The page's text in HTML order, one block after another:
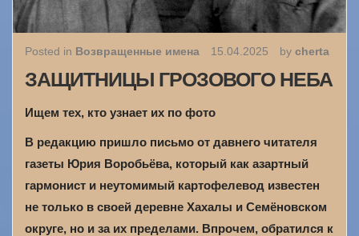
Posted in Возвращенные имена 15.04.2025 by cherta
ЗАЩИТНИЦЫ ГРОЗОВОГО НЕБА
Ищем тех, кто узнает их по фото
В редакцию пришло письмо от давнего читателя
газеты Юрия Воробьёва, который как азартный
гармонист и неутомимый картофелевод известен
не только в своей деревне Хахалы и Семёновском
округе, но и за их пределами. Впрочем, обратился к